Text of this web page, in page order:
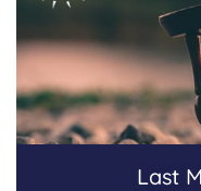
Last